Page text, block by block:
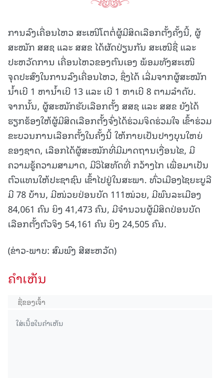
ການລົງເຄື່ອນໄຫວ ສະເໜີໂຕຕໍ່ຜູ້ມີສິດເລືອກຕັ້ງຄັ້ງນີ້, ຜູ້
ສະໝັກ ສສຊ ແລະ ສສຂ ໄດ້ຜັດປ່ຽນກັນ ສະເໜີຊື່ ແລະ
ປະຫວັດການ ເຄື່ອນໄຫວຂອງຕົນເອງ ພ້ອມທັງສະເໜີ
ຈຸດປະສົງໃນການລົງເຄື່ອນໄຫວ, ຊຶ່ງໄດ້ ເລີ່ມຈາກຜູ້ສະໝັກ
ນໍ້າເບີ 1 ຫານໍ້າເບີ 13 ແລະ ເບີ 1 ຫາເບີ 8 ຕາມລໍາດັບ.
ຈາກນັ້ນ, ຜູ້ສະໝັກຮັບເລືອກຕັ້ງ ສສຊ ແລະ ສສຂ ຍັງໄດ້
ຮຽກຮ້ອງໃຫ້ຜູ້ມີສິດເລືອກຕັ້ງຈົ່ງໄດ້ຮ່ວມຈິດຮ່ວມໃຈ ເຂົ້າຮ່ວມ
ຂະບວນການເລືອກຕັ້ງໃນຄັ້ງນີ້ ໃຫ້ກາຍເປັນປາງບຸນໃຫຍ່
ຂອງຊາດ, ເລືອກໄດ້ຜູ້ສະໝັກທີ່ມີມາດຖານເງື່ອນໄຂ, ມີ
ຄວາມຮູ້ຄວາມສາມາດ, ມີວິໄສທັດທີ່ ກວ້າງໄກ ເພື່ອມາເປັນ
ຕົວແທນໃຫ້ປະຊາຊົນ ເຂົ້າໄປຢູ່ໃນສະພາ. ທົ່ວເມືອງໄຊຍະບູລີ
ມີ 78 ບ້ານ, ມີໜ່ວຍປ່ອນບັດ 111ໝ່ວຍ, ມີພົນລະເມືອງ
84,061 ຄົນ ຍິງ 41,473 ຄົນ, ມີຈໍານວນຜູ້ມີສິດປ່ອນບັດ
ເລືອກຕັ້ງຕົວຈິງ 54,161 ຄົນ ຍິງ 24,505 ຄົນ.
(ຂ່າວ-ພາບ: ສົມພົງ ສີສະຫວັດ)
ຄໍາເຫັນ